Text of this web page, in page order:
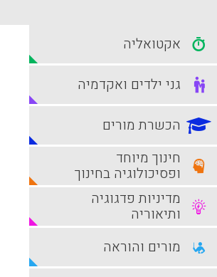
אקטואליה
גני ילדים ואקדמיה
הכשרת מורים
חינוך מיוחד
ופסיכולוגיה בחינוך
מדיניות פדגוגיה
ותיאוריה
מורים והוראה